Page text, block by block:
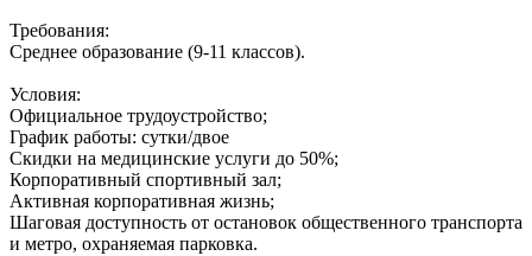
Требования:
Среднее образование (9-11 классов).
Условия:
Официальное трудоустройство;
График работы: сутки/двое
Скидки на медицинские услуги до 50%;
Корпоративный спортивный зал;
Активная корпоративная жизнь;
Шаговая доступность от остановок общественного транспорта
и метро, охраняемая парковка.